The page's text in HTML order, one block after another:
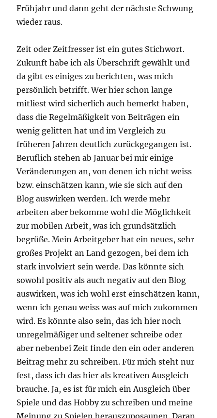
Frühjahr und dann geht der nächste Schwung
wieder raus.
Zeit oder Zeitfresser ist ein gutes Stichwort.
Zukunft habe ich als Überschrift gewählt und
da gibt es einiges zu berichten, was mich
persönlich betrifft. Wer hier schon lange
mitliest wird sicherlich auch bemerkt haben,
dass die Regelmäßigkeit von Beiträgen ein
wenig gelitten hat und im Vergleich zu
früheren Jahren deutlich zurückgegangen ist.
Beruflich stehen ab Januar bei mir einige
Veränderungen an, von denen ich nicht weiss
bzw. einschätzen kann, wie sie sich auf den
Blog auswirken werden. Ich werde mehr
arbeiten aber bekomme wohl die Möglichkeit
zur mobilen Arbeit, was ich grundsätzlich
begrüße. Mein Arbeitgeber hat ein neues, sehr
großes Projekt an Land gezogen, bei dem ich
stark involviert sein werde. Das könnte sich
sowohl positiv als auch negativ auf den Blog
auswirken, was ich wohl erst einschätzen kann,
wenn ich genau weiss was auf mich zukommen
wird. Es könnte also sein, das ich hier noch
unregelmäßiger und seltener schreibe oder
aber nebenbei Zeit finde den ein oder anderen
Beitrag mehr zu schreiben. Für mich steht nur
fest, dass ich das hier als kreativen Ausgleich
brauche. Ja, es ist für mich ein Ausgleich über
Spiele und das Hobby zu schreiben und meine
Meinung zu Spielen herauszuposaunen. Daran